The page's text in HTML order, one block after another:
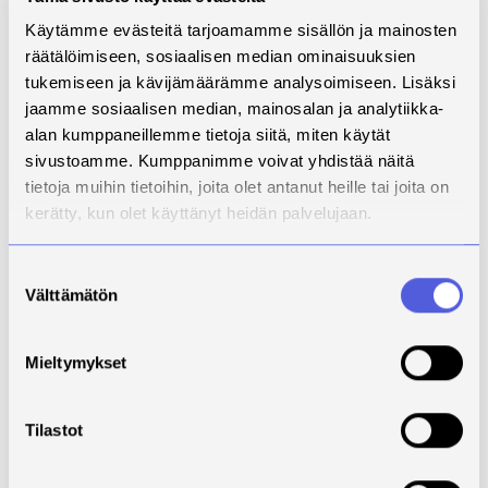
Käytämme evästeitä tarjoamamme sisällön ja mainosten
räätälöimiseen, sosiaalisen median ominaisuuksien
tukemiseen ja kävijämäärämme analysoimiseen. Lisäksi
jaamme sosiaalisen median, mainosalan ja analytiikka-
alan kumppaneillemme tietoja siitä, miten käytät
sivustoamme. Kumppanimme voivat yhdistää näitä
tietoja muihin tietoihin, joita olet antanut heille tai joita on
kerätty, kun olet käyttänyt heidän palvelujaan.
valinta
Välttämätön
Mieltymykset
Tilastot
heikosti menestyneet ovat jääneet selvästi
pienemmälle osuudelle”, muistuttaa Kähkönen. ”Silti
TEA-tiedonkeruu osoittaa, että kouluruokailuun
varattu aika on yksi heikoimmin toteutuvista
kouluruokailusuosituksen osa-alueista. Tämä on
ristiriitaista, sillä juuri tähän kunta voi vaikuttaa
suoraan omilla päätöksillään.”
Lyhyen ruokailuajan taustalla on usein liian ahtaat
ruokailutilat suhteessa oppilasmäärään. Kun tilaa ei
ole, joudutaan ensimmäistä ruokailuvuoroa usein
myös aikaistamaan tarpeettoman varhaiseksi. Myös
valvontavuorojen rytmittäminen haastavat kouluja.
rauhoittamaan porrastamalla ruokailuvuoroja entistä
tiheämmin. Myös luokkaruokailu voi olla yksi